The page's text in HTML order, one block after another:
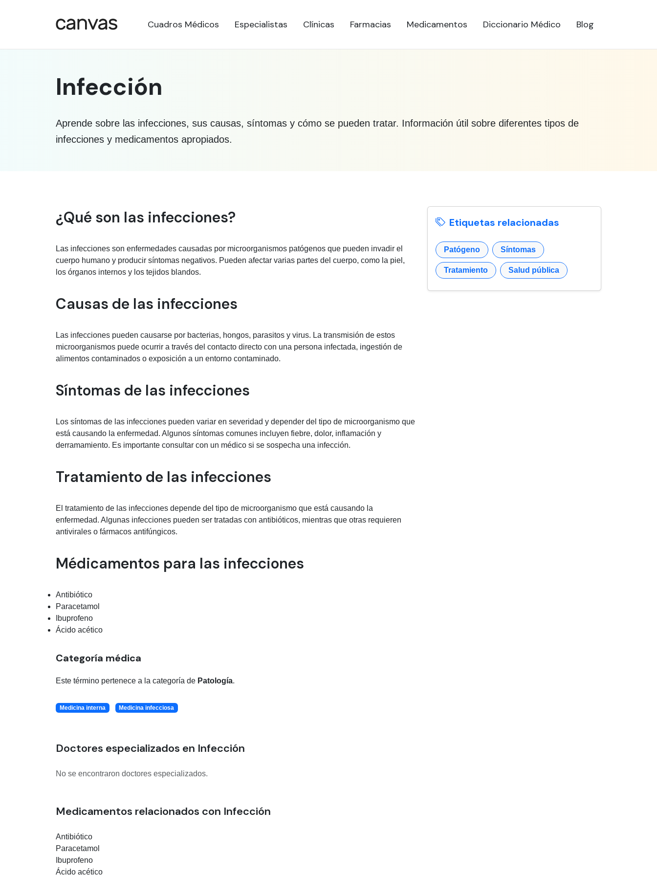
Cuadros Médicos Especialistas Clínicas Farmacias Medicamentos Diccionario Médico Blog
Infección
Aprende sobre las infecciones, sus causas, síntomas y cómo se pueden tratar. Información útil sobre diferentes tipos de
infecciones y medicamentos apropiados.
Información médica sobre Infección
¿Qué son las infecciones?
Las infecciones son enfermedades causadas por microorganismos patógenos que pueden invadir el
cuerpo humano y producir síntomas negativos. Pueden afectar varias partes del cuerpo, como la piel,
los órganos internos y los tejidos blandos.
Causas de las infecciones
Las infecciones pueden causarse por bacterias, hongos, parasitos y virus. La transmisión de estos
microorganismos puede ocurrir a través del contacto directo con una persona infectada, ingestión de
alimentos contaminados o exposición a un entorno contaminado.
Síntomas de las infecciones
Los síntomas de las infecciones pueden variar en severidad y depender del tipo de microorganismo que
está causando la enfermedad. Algunos síntomas comunes incluyen fiebre, dolor, inflamación y
derramamiento. Es importante consultar con un médico si se sospecha una infección.
Tratamiento de las infecciones
El tratamiento de las infecciones depende del tipo de microorganismo que está causando la
enfermedad. Algunas infecciones pueden ser tratadas con antibióticos, mientras que otras requieren
antivirales o fármacos antifúngicos.
Médicamentos para las infecciones
Antibiótico
Paracetamol
Ibuprofeno
Ácido acético
Categoría médica
Este término pertenece a la categoría de Patología.
Medicina interna Medicina infecciosa
Etiquetas relacionadas
Patógeno Síntomas
Tratamiento Salud pública
Doctores especializados en Infección
No se encontraron doctores especializados.
Medicamentos relacionados con Infección
Antibiótico
Paracetamol
Ibuprofeno
Ácido acético